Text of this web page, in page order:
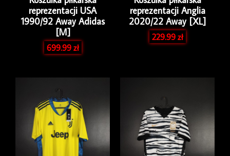
reprezentacji USA
1990/92 Away Adidas
[M]
699.99zł
reprezentacji Anglia
2020/22 Away [XL]
229.99zł